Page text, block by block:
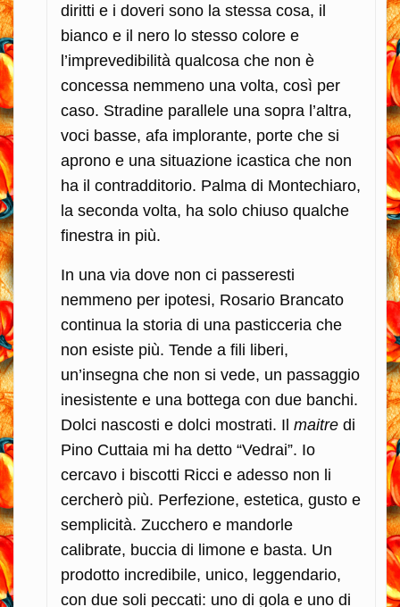
diritti e i doveri sono la stessa cosa, il
bianco e il nero lo stesso colore e
l’imprevedibilità qualcosa che non è
concessa nemmeno una volta, così per
caso. Stradine parallele una sopra l’altra,
voci basse, afa implorante, porte che si
aprono e una situazione icastica che non
ha il contradditorio. Palma di Montechiaro,
la seconda volta, ha solo chiuso qualche
finestra in più.
In una via dove non ci passeresti
nemmeno per ipotesi, Rosario Brancato
continua la storia di una pasticceria che
non esiste più. Tende a fili liberi,
un’insegna che non si vede, un passaggio
inesistente e una bottega con due banchi.
Dolci nascosti e dolci mostrati. Il maitre di
Pino Cuttaia mi ha detto “Vedrai”. Io
cercavo i biscotti Ricci e adesso non li
cercherò più. Perfezione, estetica, gusto e
semplicità. Zucchero e mandorle
calibrate, buccia di limone e basta. Un
prodotto incredibile, unico, leggendario,
con due soli peccati: uno di gola e uno di